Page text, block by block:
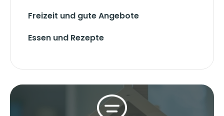
Freizeit und gute Angebote
Essen und Rezepte